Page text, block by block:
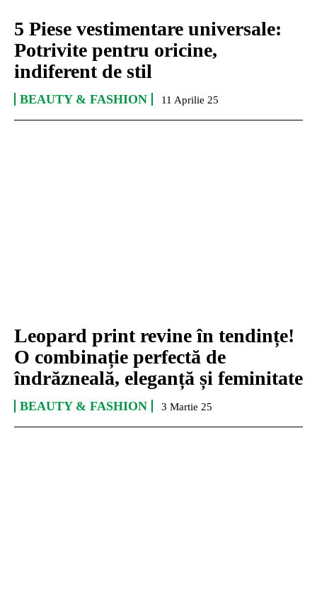
5 Piese vestimentare universale:
Potrivite pentru oricine,
indiferent de stil
BEAUTY & FASHION 11 Aprilie 25
Leopard print revine în tendințe!
O combinație perfectă de
îndrăzneală, eleganță și feminitate
BEAUTY & FASHION 3 Martie 25